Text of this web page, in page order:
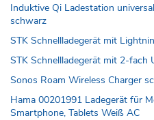
Induktive Qi Ladestation
schwarz
STK Schnellladegerät mit
STK Schnellladegerät mit 2-fach
Sonos Roam Wireless Charger
Hama 00201991 Ladegerät für
Smartphone, Tablets Weiß AC